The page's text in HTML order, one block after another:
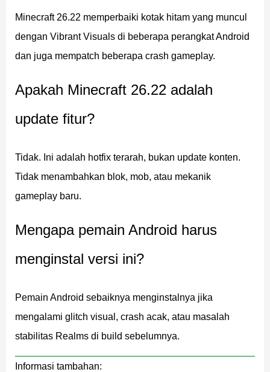
pantulan menghasilkanartefak hitam besar di layar,
membuat fitur ini tidak bisa digunakan. Setelah hotfix
diterapkan, kamu bisa mengaktifkan kembali Vibrant
perangkatmu sudah berjalan normal.
Beberapa crash yang bisa terjadi selama gameplay
normal telah dipatch. Mojang tidak merinci kasus
yang memengaruhi dunia single-player maupun sesi
versi terbaru, Minecraft 26.22 adalah build yang harus
Peningkatan stabilitas Realms
Hotfix ini juga menyentuhinfrastruktur Realms,
Minecraft 26.22 memperbaiki kotak hitam yang muncul
dengan Vibrant Visuals di beberapa perangkat Android
dan juga mempatch beberapa crash gameplay.
Apakah Minecraft 26.22 adalah
update fitur?
Tidak. Ini adalah hotfix terarah, bukan update konten.
Tidak menambahkan blok, mob, atau mekanik
gameplay baru.
Mengapa pemain Android harus
menginstal versi ini?
Pemain Android sebaiknya menginstalnya jika
mengalami glitch visual, crash acak, atau masalah
stabilitas Realms di build sebelumnya.
Informasi tambahan: